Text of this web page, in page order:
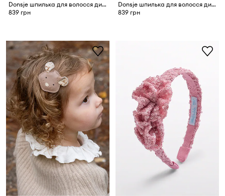
Donsje шпилька для волосся дитяча шкіряна Josy Exclusive Hairclip Lammy
839 грн
Donsje шпилька для волосся дитяча шкіряна Josy Exclusive Hairclip Raccoon
839 грн